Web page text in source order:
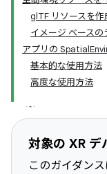
glTF リソースを作
イメージ ベース
アプリの
基本的な使用方法
高度な使用方法
対象の XR デ
このガイダン